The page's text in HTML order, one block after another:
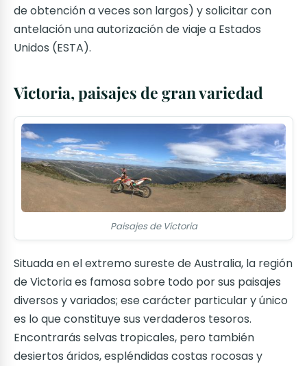
de obtención a veces son largos) y solicitar con
antelación una autorización de viaje a Estados
Unidos (ESTA).
Victoria, paisajes de gran variedad
Paisajes de Victoria
Situada en el extremo sureste de Australia, la región
de Victoria es famosa sobre todo por sus paisajes
diversos y variados; ese carácter particular y único
es lo que constituye sus verdaderos tesoros.
Encontrarás selvas tropicales, pero también
desiertos áridos, espléndidas costas rocosas y